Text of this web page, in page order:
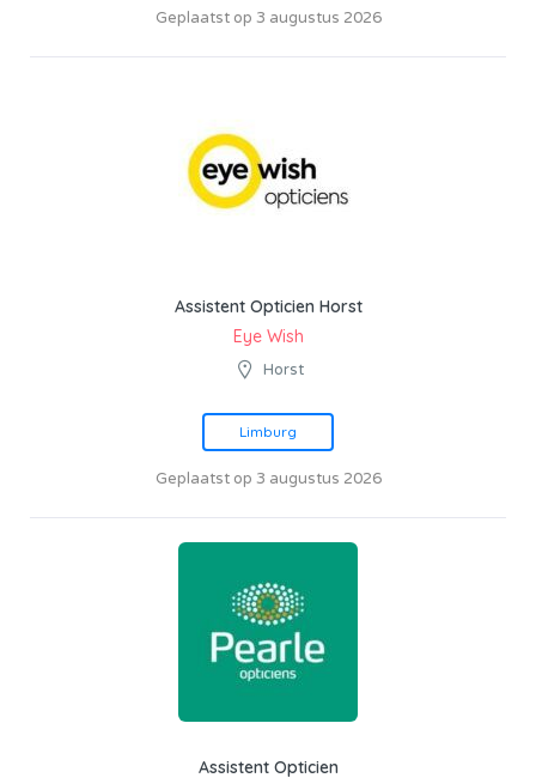
Geplaatst op 3 augustus 2026
Assistent Opticien Horst
Eye Wish
Horst
Limburg
Geplaatst op 3 augustus 2026
Assistent Opticien